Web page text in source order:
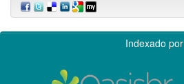
Indexado por